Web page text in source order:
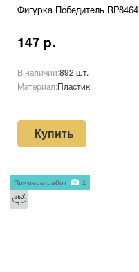
Фигурка Победитель RP8464
147 р.
В наличии:892 шт.
Материал: Пластик
Купить
Примеры работ 1